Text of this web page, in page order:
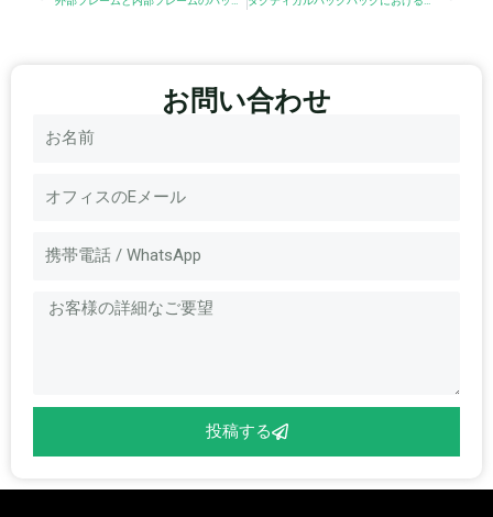
お問い合わせ
ー
投稿する